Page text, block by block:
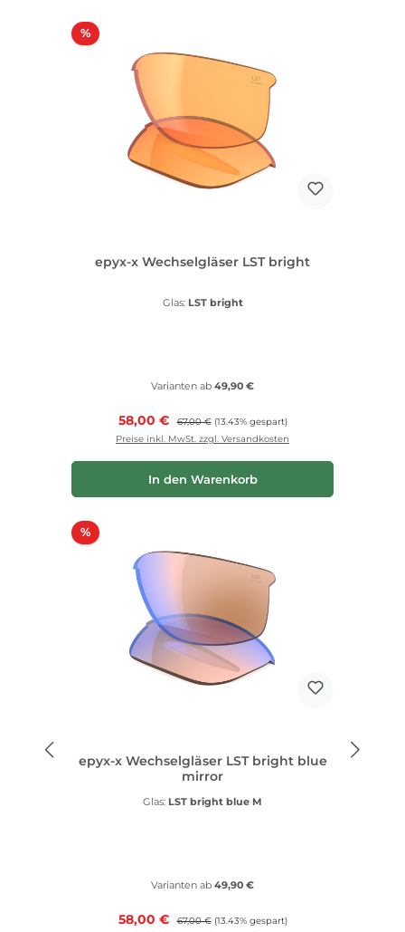
%Rabatt
epyx-x Wechselgläser LST bright
Glas: LST bright
Varianten ab 49,90 €
Verkaufspreis:
58,00 € Regulärer Preis:
67,00 € (13.43% gespart)
Preise inkl. MwSt. zzgl. Versandkosten
In den Warenkorb
%Rabatt
epyx-x Wechselgläser LST bright blue
mirror
Glas: LST bright blue M
Varianten ab 49,90 €
Verkaufspreis:
58,00 € Regulärer Preis:
67,00 € (13.43% gespart)